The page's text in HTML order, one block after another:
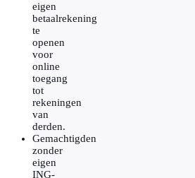
eigen
betaalrekening
te
openen
voor
online
toegang
tot
rekeningen
van
derden.
Gemachtigden
zonder
eigen
ING-